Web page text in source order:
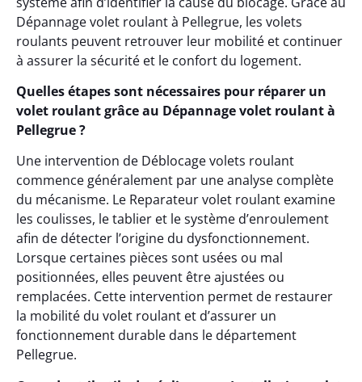
Dépannage volet roulant à Pellegrue, les volets
roulants peuvent retrouver leur mobilité et continuer
à assurer la sécurité et le confort du logement.
Quelles étapes sont nécessaires pour réparer un
volet roulant grâce au Dépannage volet roulant à
Pellegrue ?
Une intervention de Déblocage volets roulant
commence généralement par une analyse complète
du mécanisme. Le Reparateur volet roulant examine
les coulisses, le tablier et le système d’enroulement
afin de détecter l’origine du dysfonctionnement.
Lorsque certaines pièces sont usées ou mal
positionnées, elles peuvent être ajustées ou
remplacées. Cette intervention permet de restaurer
la mobilité du volet roulant et d’assurer un
fonctionnement durable dans le département
Pellegrue.